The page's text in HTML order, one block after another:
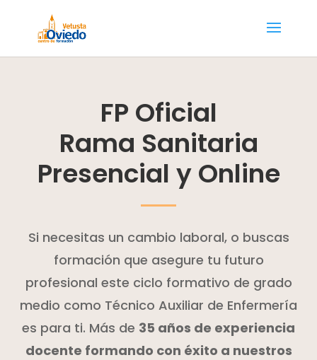
FP Oficial
Rama Sanitaria
Presencial y Online
Si necesitas un cambio laboral, o buscas
formación que asegure tu futuro
profesional este ciclo formativo de grado
medio como Técnico Auxiliar de Enfermería
es para ti. Más de 35 años de experiencia
docente formando con éxito a nuestros